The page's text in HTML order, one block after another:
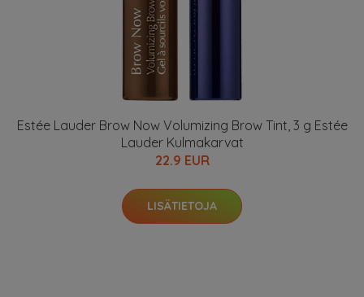
Estée Lauder Brow Now Volumizing Brow Tint, 3 g Estée
Lauder Kulmakarvat
22.9 EUR
LISÄTIETOJA